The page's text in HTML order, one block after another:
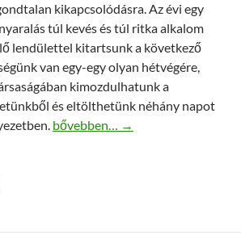
kikapcsolódásra. Az évi egy
túl kevés és túl ritka alkalom
lendülettel kitartsunk a következő
van egy-egy olyan hétvégére,
kimozdulhatunk a
és eltölthetünk néhány napot
Így pihenjünk igazán jól…
bővebben… →